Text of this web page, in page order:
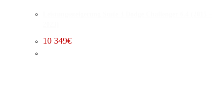
10 349€